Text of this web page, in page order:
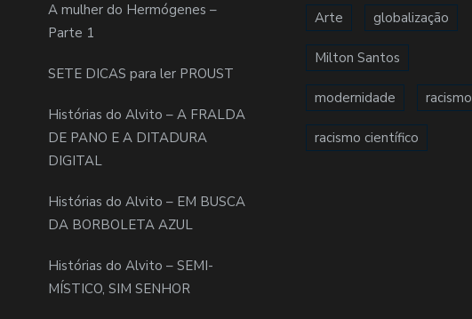
A mulher do Hermógenes –
Parte 1
SETE DICAS para ler PROUST
Histórias do Alvito – A FRALDA
DE PANO E A DITADURA
DIGITAL
Histórias do Alvito – EM BUSCA
DA BORBOLETA AZUL
Histórias do Alvito – SEMI-
MÍSTICO, SIM SENHOR
Arte globalização
Milton Santos
modernidade racismo
racismo científico